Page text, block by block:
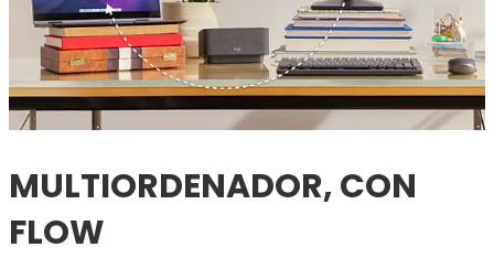
MULTIORDENADOR, CON
FLOW